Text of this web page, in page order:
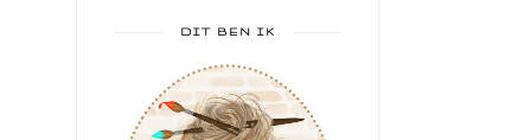
DIT BEN IK